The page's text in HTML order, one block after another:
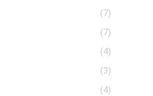
(7)
(7)
(4)
(3)
(4)